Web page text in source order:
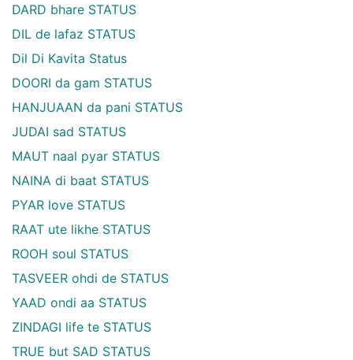
DARD bhare STATUS
DIL de lafaz STATUS
Dil Di Kavita Status
DOORI da gam STATUS
HANJUAAN da pani STATUS
JUDAI sad STATUS
MAUT naal pyar STATUS
NAINA di baat STATUS
PYAR love STATUS
RAAT ute likhe STATUS
ROOH soul STATUS
TASVEER ohdi de STATUS
YAAD ondi aa STATUS
ZINDAGI life te STATUS
TRUE but SAD STATUS